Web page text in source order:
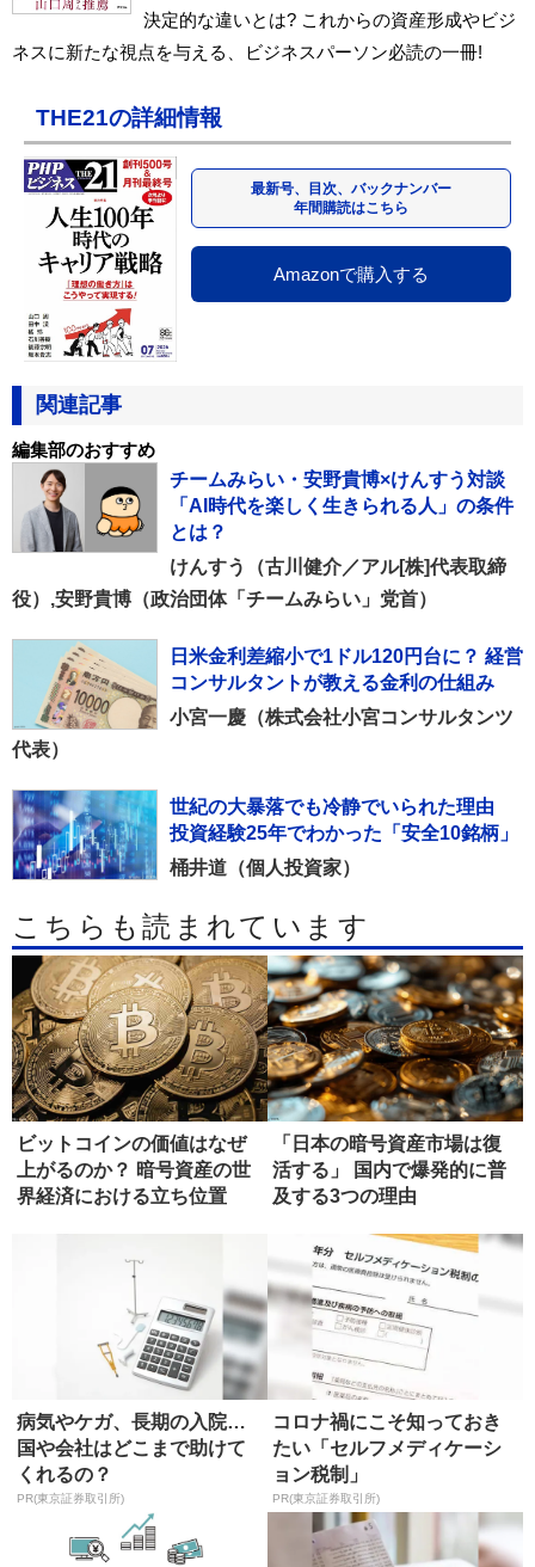
決定的な違いとは? これからの資産形成やビジ
ネスに新たな視点を与える、ビジネスパーソン必読の一冊!
THE21の詳細情報
最新号、目次、バックナンバー
年間購読はこちら
Amazonで購入する
関連記事
編集部のおすすめ
チームみらい・安野貴博×けんすう対談
「AI時代を楽しく生きられる人」の条件
とは？
けんすう（古川健介／アル[株]代表取締
役）,安野貴博（政治団体「チームみらい」党首）
日米金利差縮小で1ドル120円台に？ 経営
コンサルタントが教える金利の仕組み
小宮一慶（株式会社小宮コンサルタンツ
代表）
世紀の大暴落でも冷静でいられた理由
投資経験25年でわかった「安全10銘柄」
桶井道（個人投資家）
こちらも読まれています
ビットコインの価値はなぜ
上がるのか？ 暗号資産の世
界経済における立ち位置
「日本の暗号資産市場は復
活する」 国内で爆発的に普
及する3つの理由
病気やケガ、長期の入院…
国や会社はどこまで助けて
くれるの？
PR(東京証券取引所)
コロナ禍にこそ知っておき
たい「セルフメディケーシ
ョン税制」
PR(東京証券取引所)